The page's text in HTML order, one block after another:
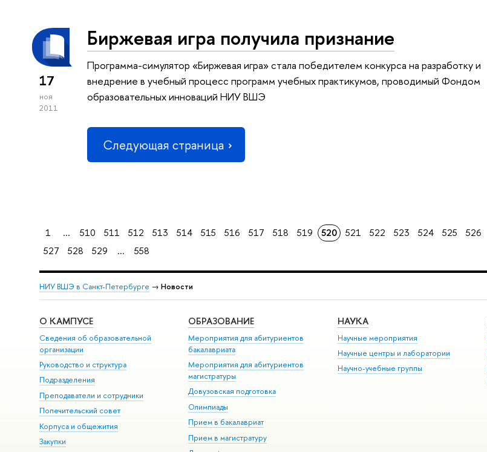
17
ноя
2011
Биржевая игра получила признание
Программа-симулятор «Биржевая игра» стала победителем конкурса на разработку и
внедрение в учебный процесс программ учебных практикумов, проводимый Фондом
образовательных инноваций НИУ ВШЭ
Следующая страница
1 ... 510 511 512 513 514 515 516 517 518 519 520 521 522 523 524 525
526
527
528 529 ... 558
НИУ ВШЭ в Санкт-Петербурге → Новости
О КАМПУСЕ
Сведения об образовательной
организации
Руководство и структура
Подразделения
Преподаватели и сотрудники
Попечительский совет
Корпуса и общежития
Закупки
ОБРАЗОВАНИЕ
Мероприятия для абитуриентов
бакалавриата
Мероприятия для абитуриентов
магистратуры
Довузовская подготовка
Олимпиады
Прием в бакалавриат
Прием в магистратуру
НАУКА
Научные мероприятия
Научные центры и лаборатории
Научно-учебные группы